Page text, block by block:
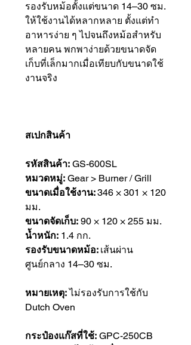
รองรับหม้อตั้งแต่ขนาด 14–30 ซม.
ให้ใช้งานได้หลากหลาย ตั้งแต่ทำ
อาหารง่าย ๆ ไปจนถึงหม้อสำหรับ
หลายคน พกพาง่ายด้วยขนาดจัด
เก็บที่เล็กมากเมื่อเทียบกับขนาดใช้
งานจริง
สเปกสินค้า
รหัสสินค้า: GS-600SL
หมวดหมู่: Gear > Burner / Grill
ขนาดเมื่อใช้งาน:346 × 301 × 120
มม.
ขนาดจัดเก็บ: 90 × 120 × 255 มม.
น้ำหนัก: 1.4 กก.
รองรับขนาดหม้อ: เส้นผ่าน
ศูนย์กลาง 14–30 ซม.
หมายเหตุ:ไม่รองรับการใช้กับ
Dutch Oven
กระป๋องแก๊สที่ใช้: GPC-250CB